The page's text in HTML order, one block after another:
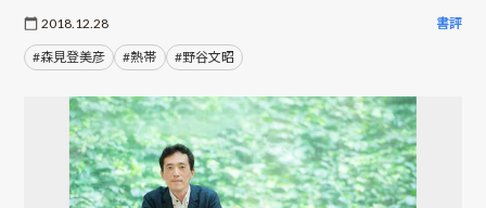
2018.12.28 書評
#森見登美彦 #熱帯 #野谷文昭